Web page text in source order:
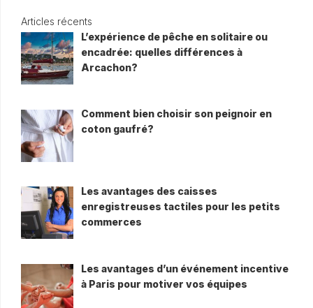
Articles récents
L’expérience de pêche en solitaire ou
encadrée: quelles différences à
Arcachon?
Comment bien choisir son peignoir en
coton gaufré?
Les avantages des caisses
enregistreuses tactiles pour les petits
commerces
Les avantages d’un événement incentive
à Paris pour motiver vos équipes